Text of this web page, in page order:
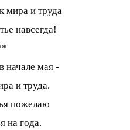
мира и труда
навсегда!
начале мая -
и труда.
пожелаю
на года.